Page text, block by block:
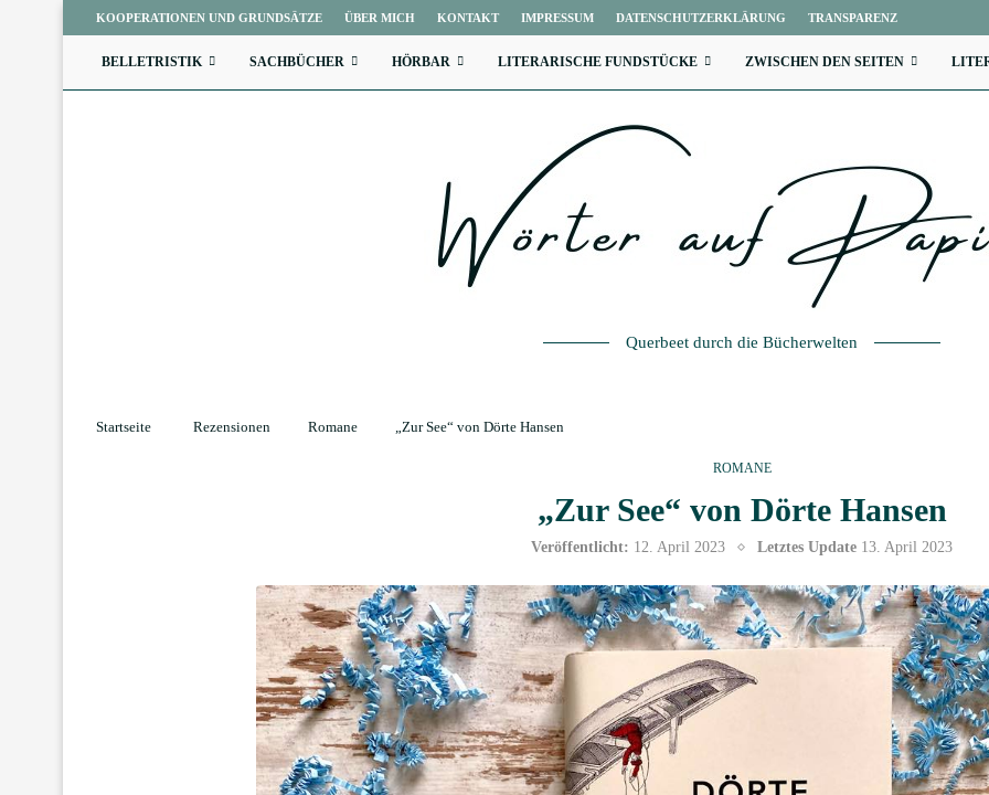
KOOPERATIONEN UND GRUNDSÄTZE ÜBER MICH KONTAKT IMPRESSUM DATENSCHUTZERKLÄRUNG TRANSPARENZ
BELLETRISTIK SACHBÜCHER HÖRBAR LITERARISCHE FUNDSTÜCKE ZWISCHEN DEN SEITEN
Querbeet durch die Bücherwelten
Startseite Rezensionen Romane „Zur See“ von Dörte Hansen
ROMANE
„Zur See“ von Dörte Hansen
Veröffentlicht: 12. April 2023 Letztes Update 13. April 2023